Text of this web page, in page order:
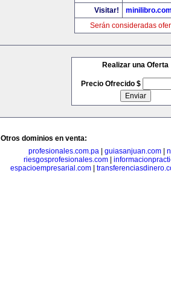
Visitar!
Serán consideradas
Realizar una Oferta
Precio Ofrecido $
Otros dominios en venta:
profesionales.com.pa
guiasanjuan.com
riesgosprofesionales.com
espacioempresarial.com